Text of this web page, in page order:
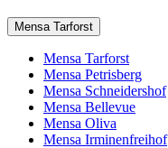
Mensa Tarforst
Mensa Tarforst
Mensa Petrisberg
Mensa Schneidershof
Mensa Bellevue
Mensa Oliva
Mensa Irminenfreihof